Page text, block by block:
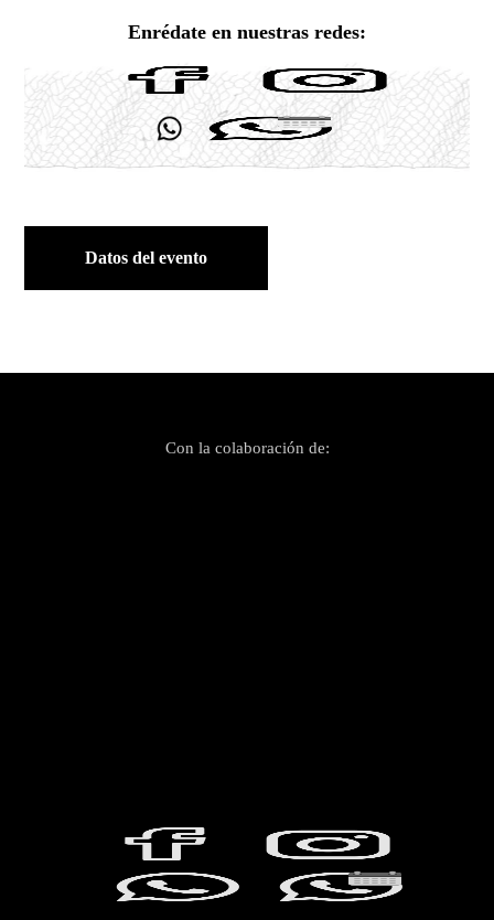
Enrédate en nuestras redes:
Datos del evento
Con la colaboración de: